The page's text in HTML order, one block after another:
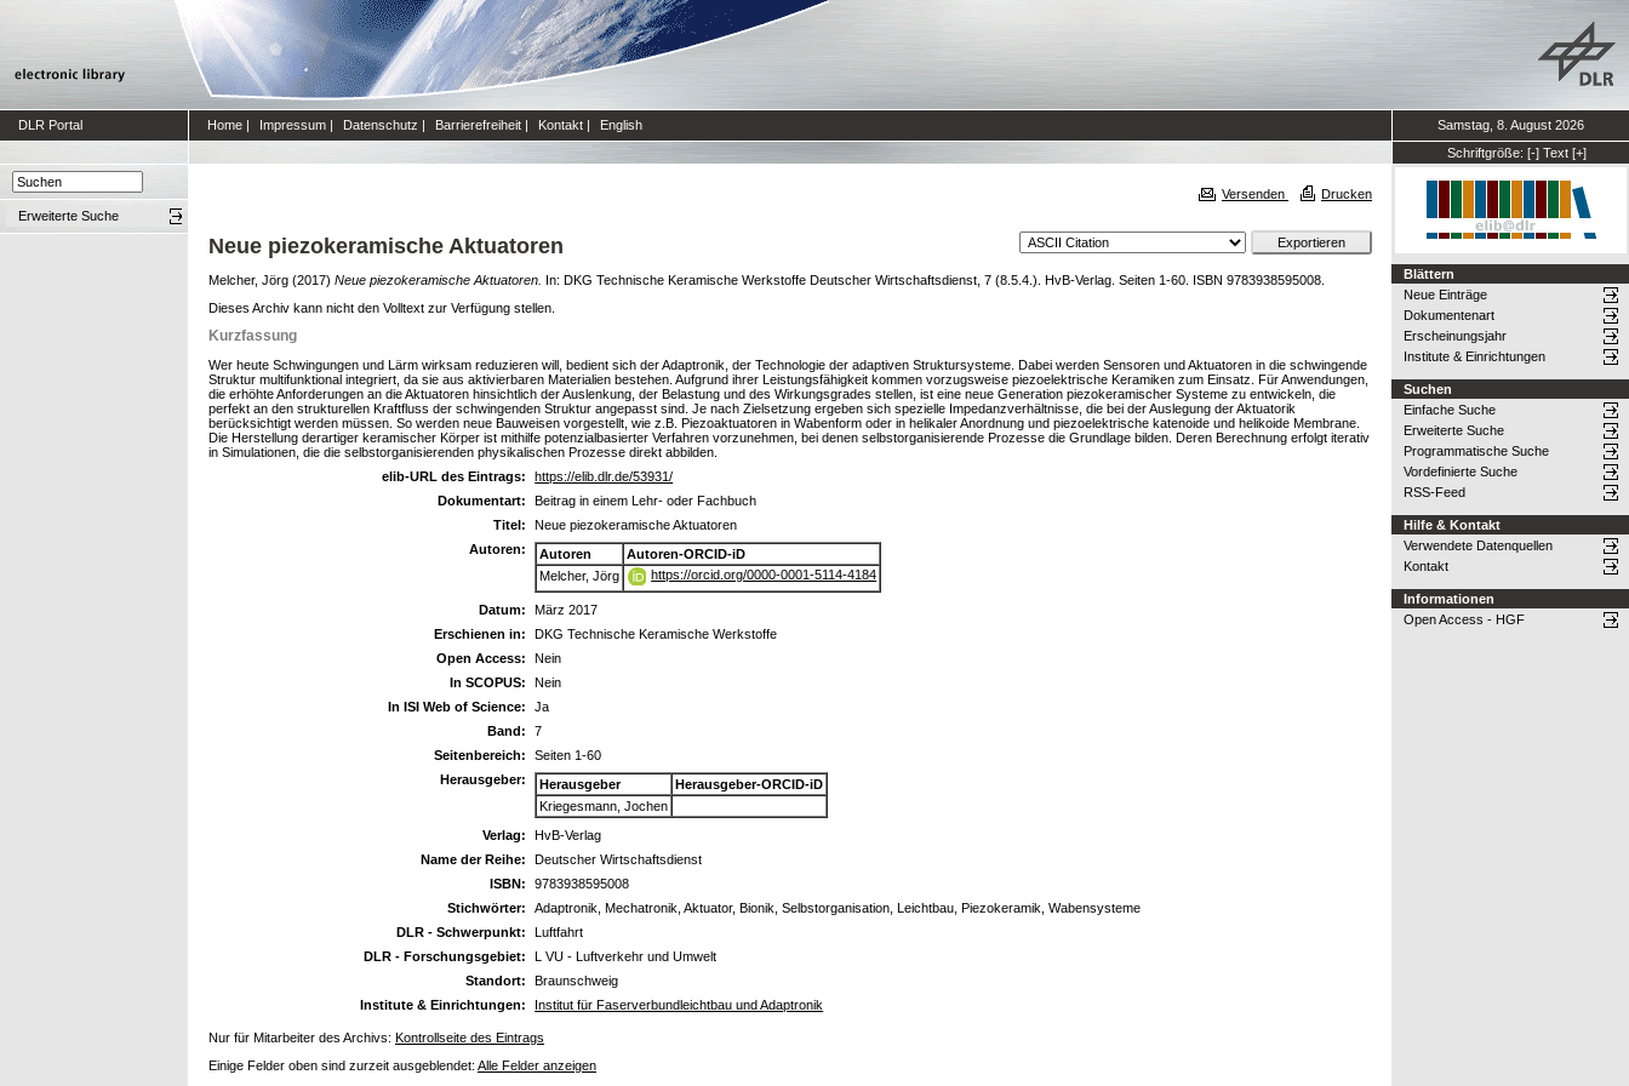
DLR Portal Home | Impressum | Datenschutz | Barrierefreiheit | Kontakt | English
Samstag, 8. August 2026
Schriftgröße: [-] Text [+]
Erweiterte Suche
Versenden Drucken
Neue piezokeramische Aktuatoren
Melcher, Jörg (2017) Neue piezokeramische Aktuatoren. In: DKG Technische Keramische Werkstoffe Deutscher Wirtschaftsdienst, 7 (8.5.4.). HvB-Verlag. Seiten 1-60. ISBN 9783938595008.
Dieses Archiv kann nicht den Volltext zur Verfügung stellen.
Kurzfassung
Wer heute Schwingungen und Lärm wirksam reduzieren will, bedient sich der Adaptronik, der Technologie der adaptiven Struktursysteme. Dabei werden Sensoren und Aktuatoren in die schwingende
Struktur multifunktional integriert, da sie aus aktivierbaren Materialien bestehen. Aufgrund ihrer Leistungsfähigkeit kommen vorzugsweise piezoelektrische Keramiken zum Einsatz. Für Anwendungen,
die erhöhte Anforderungen an die Aktuatoren hinsichtlich der Auslenkung, der Belastung und des Wirkungsgrades stellen, ist eine neue Generation piezokeramischer Systeme zu entwickeln, die
perfekt an den strukturellen Kraftfluss der schwingenden Struktur angepasst sind. Je nach Zielsetzung ergeben sich spezielle Impedanzverhältnisse, die bei der Auslegung der Aktuatorik
berücksichtigt werden müssen. So werden neue Bauweisen vorgestellt, wie z.B. Piezoaktuatoren in Wabenform oder in helikaler Anordnung und piezoelektrische katenoide und helikoide Membrane.
Die Herstellung derartiger keramischer Körper ist mithilfe potenzialbasierter Verfahren vorzunehmen, bei denen selbstorganisierende Prozesse die Grundlage bilden. Deren Berechnung erfolgt iterativ
in Simulationen, die die selbstorganisierenden physikalischen Prozesse direkt abbilden.
elib-URL des Eintrags:
https://elib.dlr.de/53931/
Dokumentart:
Beitrag in einem Lehr- oder Fachbuch
Titel:
Neue piezokeramische Aktuatoren
Autoren:
Autoren
Autoren-ORCID-iD
Melcher, Jörg
https://orcid.org/0000-0001-5114-4184
Datum:
März 2017
Erschienen in:
DKG Technische Keramische Werkstoffe
Open Access:
Nein
In SCOPUS:
Nein
In ISI Web of Science:
Ja
Band:
7
Seitenbereich:
Seiten 1-60
Herausgeber:
Herausgeber
Herausgeber-ORCID-iD
Kriegesmann, Jochen
Verlag:
HvB-Verlag
Name der Reihe:
Deutscher Wirtschaftsdienst
ISBN:
9783938595008
Stichwörter:
Adaptronik, Mechatronik, Aktuator, Bionik, Selbstorganisation, Leichtbau, Piezokeramik, Wabensysteme
DLR - Schwerpunkt:
Luftfahrt
DLR - Forschungsgebiet:
L VU - Luftverkehr und Umwelt
Standort:
Braunschweig
Institute & Einrichtungen:
Institut für Faserverbundleichtbau und Adaptronik
Nur für Mitarbeiter des Archivs: Kontrollseite des Eintrags
Einige Felder oben sind zurzeit ausgeblendet: Alle Felder anzeigen
Blättern
Neue Einträge
Dokumentenart
Erscheinungsjahr
Institute & Einrichtungen
Suchen
Einfache Suche
Erweiterte Suche
Programmatische Suche
Vordefinierte Suche
RSS-Feed
Hilfe & Kontakt
Verwendete Datenquellen
Kontakt
Informationen
Open Access - HGF